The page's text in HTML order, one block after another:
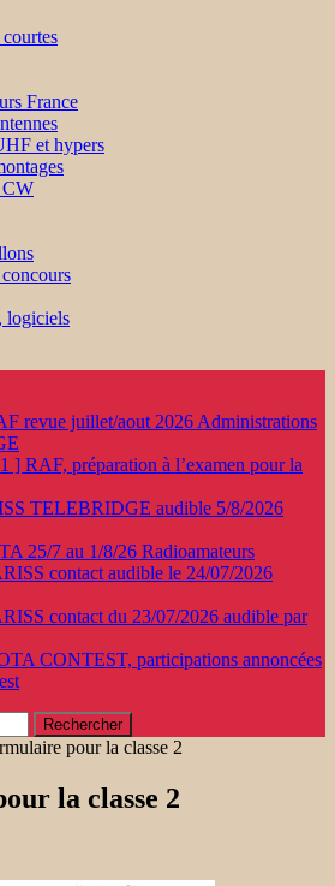
France
et hypers
CW
logiciels
revue juillet/aout 2026 Administrations
] RAF, préparation à l’examen pour la
TELEBRIDGE audible 5/8/2026
25/7 au 1/8/26 Radioamateurs
contact audible le 24/07/2026
contact du 23/07/2026 audible par
CONTEST, participations annoncées
pour la classe 2
la classe 2